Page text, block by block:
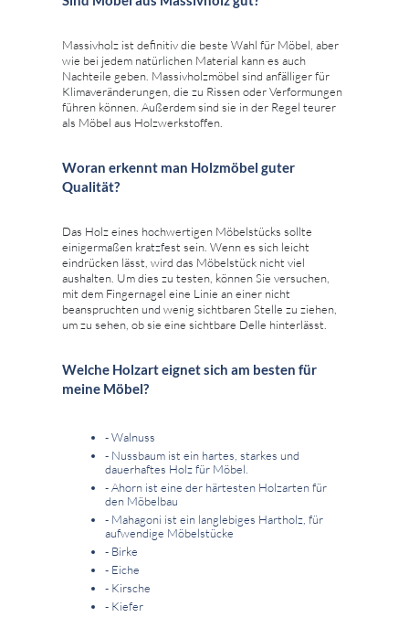
Massivholz ist definitiv die beste Wahl für Möbel, aber
wie bei jedem natürlichen Material kann es auch
Nachteile geben. Massivholzmöbel sind anfälliger für
Klimaveränderungen, die zu Rissen oder Verformungen
führen können. Außerdem sind sie in der Regel teurer
als Möbel aus Holzwerkstoffen.
Woran erkennt man Holzmöbel guter
Qualität?
Das Holz eines hochwertigen Möbelstücks sollte
einigermaßen kratzfest sein. Wenn es sich leicht
eindrücken lässt, wird das Möbelstück nicht viel
aushalten. Um dies zu testen, können Sie versuchen,
mit dem Fingernagel eine Linie an einer nicht
beanspruchten und wenig sichtbaren Stelle zu ziehen,
um zu sehen, ob sie eine sichtbare Delle hinterlässt.
Welche Holzart eignet sich am besten für
meine Möbel?
- Walnuss
- Nussbaum ist ein hartes, starkes und
dauerhaftes Holz für Möbel.
- Ahorn ist eine der härtesten Holzarten für
den Möbelbau
- Mahagoni ist ein langlebiges Hartholz, für
aufwendige Möbelstücke
- Birke
- Eiche
- Kirsche
- Kiefer